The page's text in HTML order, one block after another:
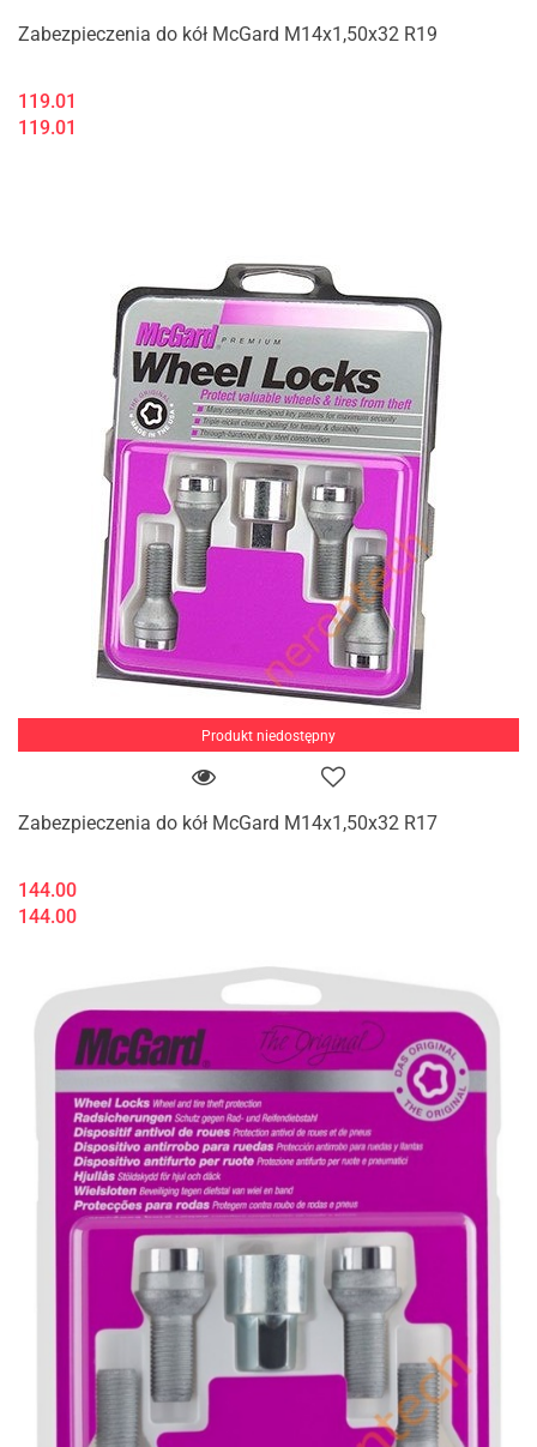
Zabezpieczenia do kół McGard M14x1,50x32 R19
119.01
119.01
Produkt niedostępny
Zabezpieczenia do kół McGard M14x1,50x32 R17
144.00
144.00